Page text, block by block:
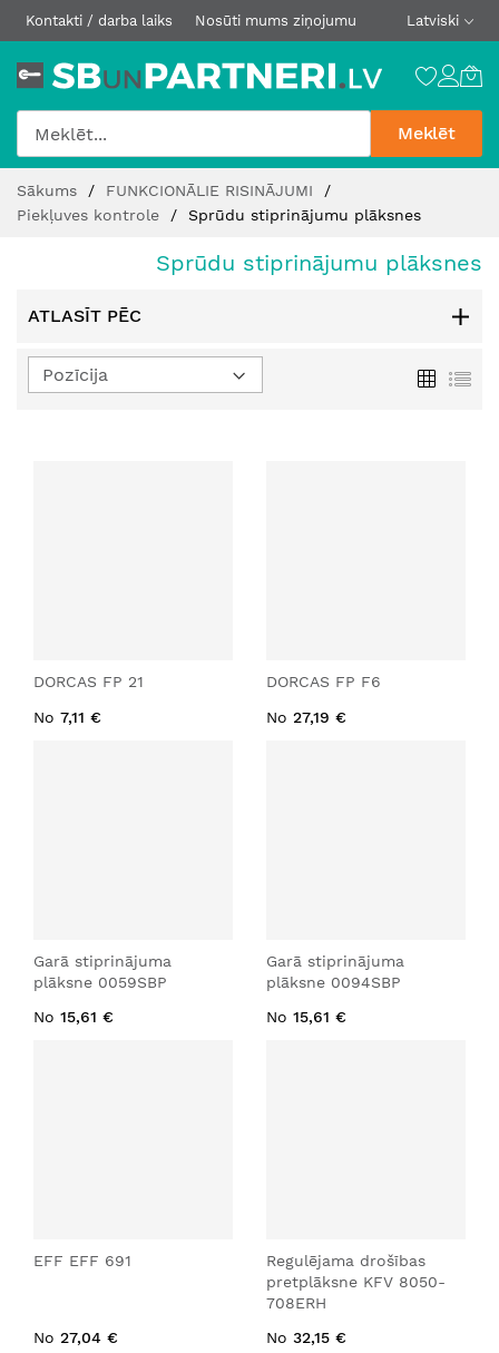
Kontakti / darba laiks Nosūti mums ziņojumu Latviski
Meklēt
Content
Sākums
FUNKCIONĀLIE RISINĀJUMI
Piekļuves kontrole
Sprūdu stiprinājumu plāksnes
Sprūdu stiprinājumu plāksnes
ATLASĪT PĒC
Režģis
DORCAS FP 21
No 7,11 €
DORCAS FP F6
No 27,19 €
Garā stiprinājuma
plāksne 0059SBP
No 15,61 €
Garā stiprinājuma
plāksne 0094SBP
No 15,61 €
EFF EFF 691
No 27,04 €
Regulējama drošības
pretplāksne KFV 8050-
708ERH
No 32,15 €